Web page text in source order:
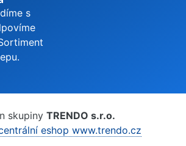
s
skupiny TRENDO s.r.o.
eshop www.trendo.cz